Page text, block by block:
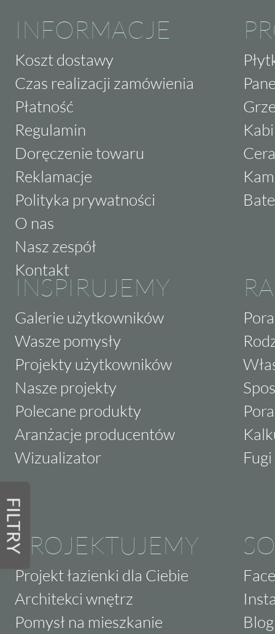
FILTRY
INFORMACJE
Koszt dostawy
Czas realizacji zamówienia
Płatność
Regulamin
Doręczenie towaru
Reklamacje
Polityka prywatności
O nas
Nasz zespół
Kontakt
INSPIRUJEMY
Galerie użytkowników
Wasze pomysły
Projekty użytkowników
Nasze projekty
Polecane produkty
Aranżacje producentów
Wizualizator
PROJEKTUJEMY
Projekt łazienki dla Ciebie
Architekci wnętrz
Pomysł na mieszkanie
Blog